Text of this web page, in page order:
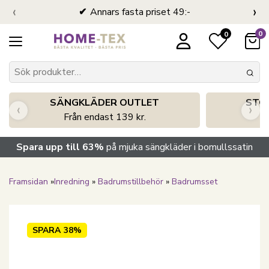
Annars fasta priset 49:-
‹ ›
0 0
SÄNGKLÄDER OUTLET
Från endast 139 kr.
‹ ›
Spara upp till 63% på mjuka sängkläder i bomullssatin
Framsidan »Inredning » Badrumstillbehör » Badrumsset
SPARA 38%